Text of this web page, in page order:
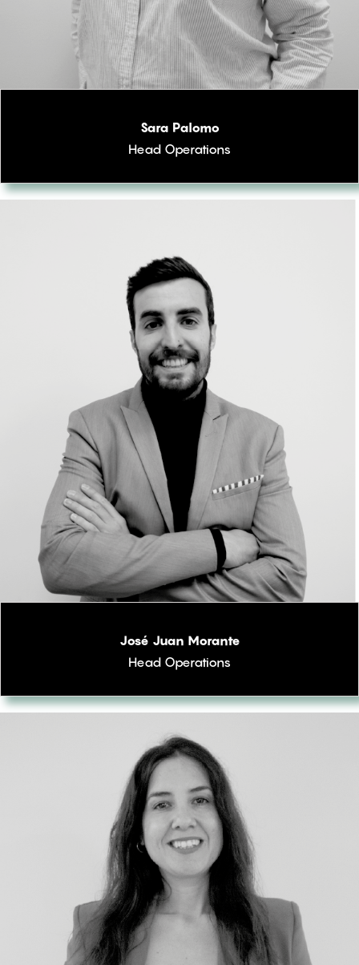
Sara Palomo
Head Operations
José Juan Morante
Head Operations